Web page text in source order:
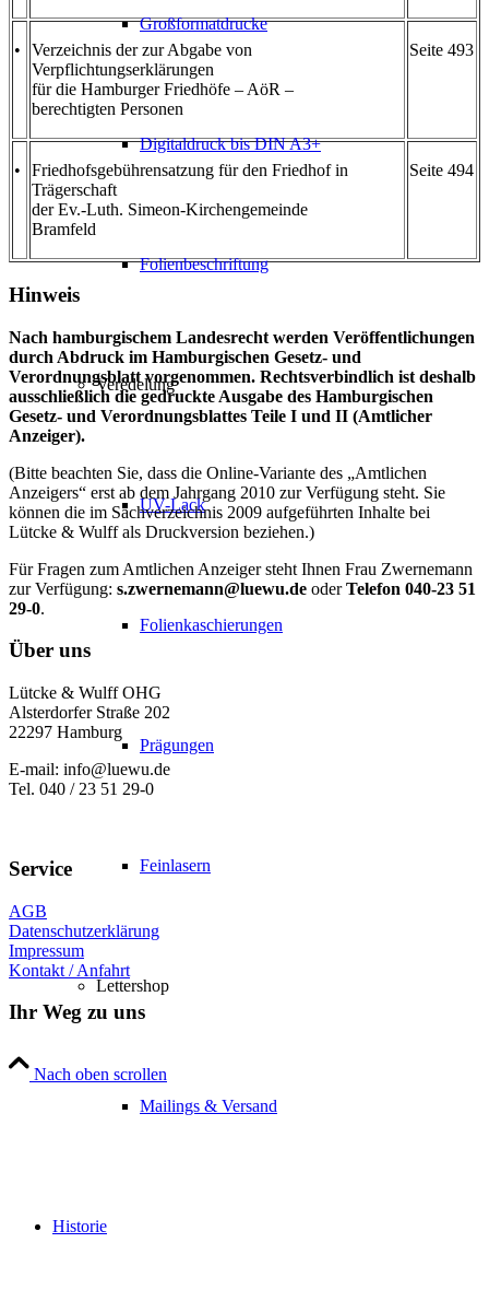
Großformatdrucke
Digitaldruck bis DIN A3+
Folienbeschriftung
Veredelung
UV-Lack
Folienkaschierungen
Prägungen
Feinlasern
Lettershop
Mailings & Versand
Historie
•
Verzeichnis der zur Abgabe von
Verpflichtungserklärungen
für die Hamburger Friedhöfe – AöR –
berechtigten Personen
Seite 493
•
Friedhofsgebührensatzung für den Friedhof in
Trägerschaft
der Ev.-Luth. Simeon-Kirchengemeinde
Bramfeld
Seite 494
Hinweis
Nach hamburgischem Landesrecht werden Veröffentlichungen
durch Abdruck im Hamburgischen Gesetz- und
Verordnungsblatt vorgenommen. Rechtsverbindlich ist deshalb
ausschließlich die gedruckte Ausgabe des Hamburgischen
Gesetz- und Verordnungsblattes Teile I und II (Amtlicher
Anzeiger).
(Bitte beachten Sie, dass die Online-Variante des „Amtlichen
Anzeigers“ erst ab dem Jahrgang 2010 zur Verfügung steht. Sie
können die im Sachverzeichnis 2009 aufgeführten Inhalte bei
Lütcke & Wulff als Druckversion beziehen.)
Für Fragen zum Amtlichen Anzeiger steht Ihnen Frau Zwernemann
zur Verfügung: s.zwernemann@luewu.de oderTelefon 040-23 51
29-0.
Über uns
Lütcke & Wulff OHG
Alsterdorfer Straße 202
22297 Hamburg
E-mail: info@luewu.de
Tel. 040 / 23 51 29-0
Service
AGB
Datenschutzerklärung
Impressum
Kontakt / Anfahrt
Ihr Weg zu uns
Nach oben scrollen